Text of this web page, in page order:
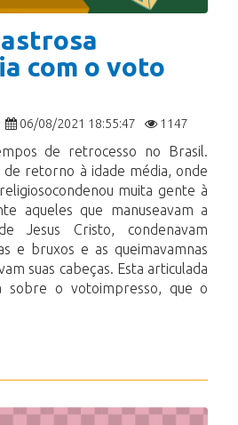
com o voto
06/08/2021 18:55:47 1147
de retrocesso no Brasil.
de retorno à idade média, onde
muita gente à
aqueles que manuseavam a
Jesus Cristo, condenavam
e bruxos e as queimavamnas
suas cabeças. Esta articulada
sobre o votoimpresso, que o